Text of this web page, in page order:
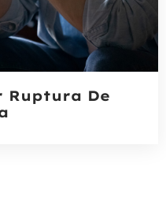
Ruptura De